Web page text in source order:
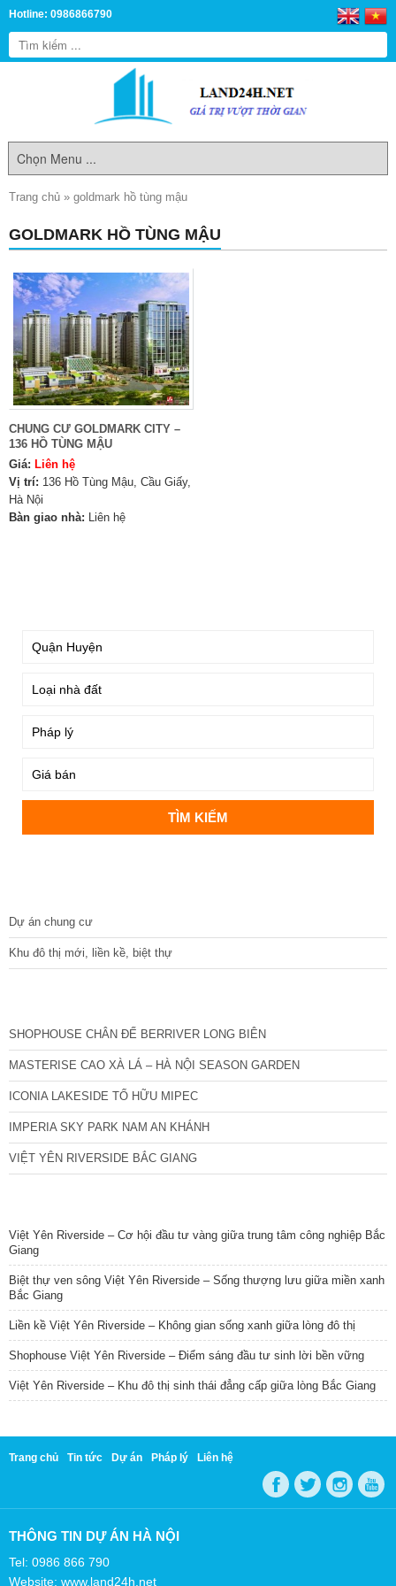
Hotline: 0986866790
Trang chủ » goldmark hồ tùng mậu
GOLDMARK HỒ TÙNG MẬU
CHUNG CƯ GOLDMARK CITY –
136 HỒ TÙNG MẬU
Giá: Liên hệ
Vị trí: 136 Hồ Tùng Mậu, Cầu Giấy,
Hà Nội
Bàn giao nhà: Liên hệ
Dự án chung cư
Khu đô thị mới, liền kề, biệt thự
SHOPHOUSE CHÂN ĐẾ BERRIVER LONG BIÊN
MASTERISE CAO XÀ LÁ – HÀ NỘI SEASON GARDEN
ICONIA LAKESIDE TỐ HỮU MIPEC
IMPERIA SKY PARK NAM AN KHÁNH
VIỆT YÊN RIVERSIDE BẮC GIANG
Việt Yên Riverside – Cơ hội đầu tư vàng giữa trung tâm công nghiệp Bắc
Giang
Biệt thự ven sông Việt Yên Riverside – Sống thượng lưu giữa miền xanh
Bắc Giang
Liền kề Việt Yên Riverside – Không gian sống xanh giữa lòng đô thị
Shophouse Việt Yên Riverside – Điểm sáng đầu tư sinh lời bền vững
Việt Yên Riverside – Khu đô thị sinh thái đẳng cấp giữa lòng Bắc Giang
Trang chủ Tin tức Dự án Pháp lý Liên hệ
THÔNG TIN DỰ ÁN HÀ NỘI
Tel: 0986 866 790
Website: www.land24h.net